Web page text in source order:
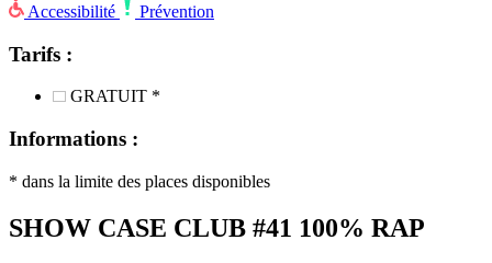
Accessibilité Prévention
Tarifs :
GRATUIT *
Informations :
* dans la limite des places disponibles
SHOW CASE CLUB #41 100% RAP